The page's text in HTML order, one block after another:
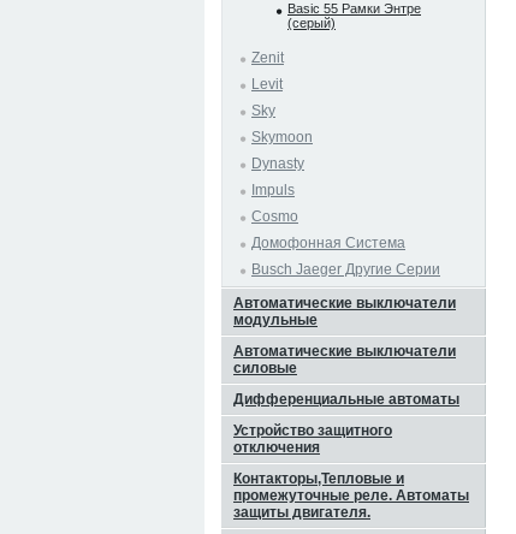
Basic 55 Рамки Энтре
(серый)
Zenit
Levit
Sky
Skymoon
Dynasty
Impuls
Cosmo
Домофонная Система
Busch Jaeger Другие Серии
Автоматические выключатели
модульные
Автоматические выключатели
силовые
Дифференциальные автоматы
Устройство защитного
отключения
Контакторы,Тепловые и
промежуточные реле. Автоматы
защиты двигателя.